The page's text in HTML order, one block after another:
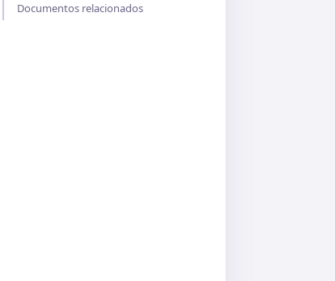
Documentos relacionados